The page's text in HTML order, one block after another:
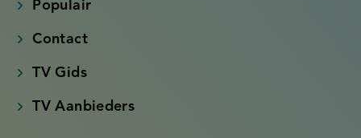
Populair
Contact
TV Gids
TV Aanbieders